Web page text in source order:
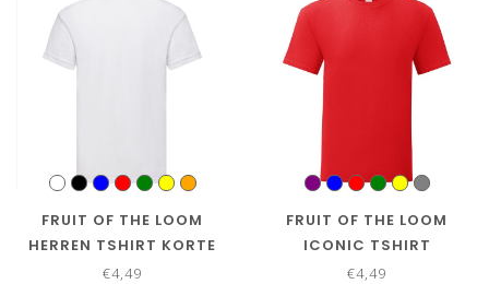
FRUIT OF THE LOOM
HERREN TSHIRT KORTE
MOUW
€4,49
FRUIT OF THE LOOM
ICONIC TSHIRT
€4,49